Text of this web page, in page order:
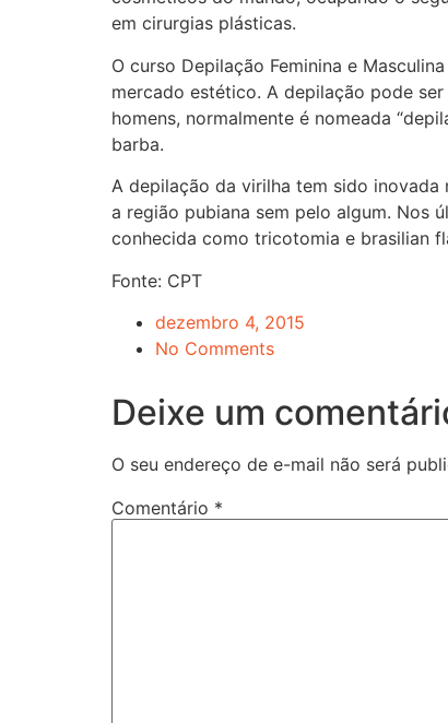
em cirurgias plásticas.
O curso Depilação Feminina e
mercado estético. A depilação pode
homens, normalmente é nomeada
barba.
A depilação da virilha tem sido inovada
a região pubiana sem pelo algum. Nos
conhecida como tricotomia e brasilian
Fonte: CPT
dezembro 4, 2015
No Comments
Deixe um
O seu endereço de e-mail não será
Comentário *